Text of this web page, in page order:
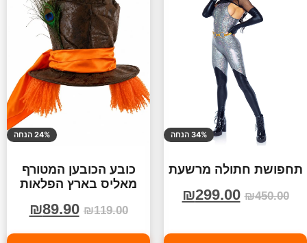
34% הנחה
תחפושת חתולה מרשעת
₪450.00
₪299.00
24% הנחה
כובע הכובען המטורף
מאליס בארץ הפלאות
₪119.00
₪89.90